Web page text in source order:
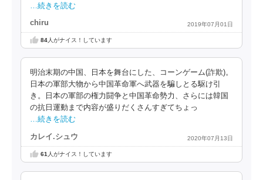
…続きを読む
chiru 2019年07月01日
84人がナイス！しています
明治末期の中国、日本を舞台にした、コーンゲーム(詐欺)。
日本の軍部大物から中国革命軍へ武器を騙しとる駆け引
き。日本の軍部の権力闘争と中国革命勢力、さらには韓国
の抗日運動まで内容が盛りだくさんすぎてちょっ
…続きを読む
カレイ.シュウ 2020年07月13日
61 人がナイス！しています